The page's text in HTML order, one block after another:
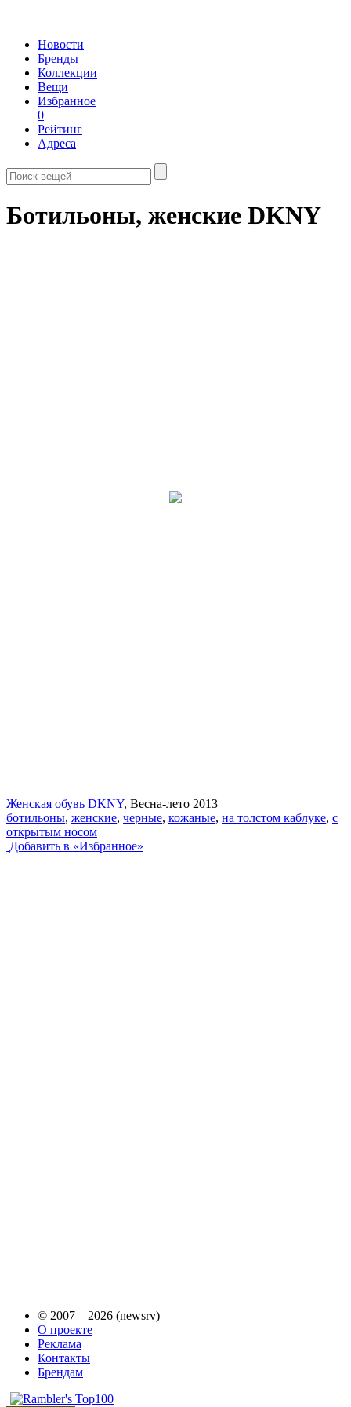
Новости
Бренды
Коллекции
Вещи
Избранное
0
Рейтинг
Адреса
Ботильоны, женские DKNY
Женская обувь DKNY, Весна-лето 2013
ботильоны, женские, черные, кожаные, на толстом каблуке, с
открытым носом
Добавить в «Избранное»
© 2007—2026 (newsrv)
О проекте
Реклама
Контакты
Брендам